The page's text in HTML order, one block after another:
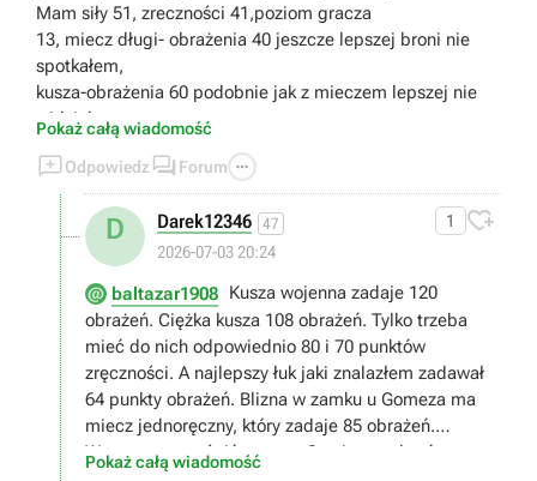
Mam siły 51, zreczności 41,poziom gracza
13, miecz długi- obrażenia 40 jeszcze lepszej broni nie
spotkałem,
kusza-obrażenia 60 podobnie jak z mieczem lepszej nie
widziałem.
Pokaż całą wiadomość
Odpowiedz  Forum 
D Darek12346 47
2026-07-03 20:24
1 
baltazar1908 Kusza wojenna zadaje 120
obrażeń. Ciężka kusza 108 obrażeń. Tylko trzeba
mieć do nich odpowiednio 80 i 70 punktów
zręczności. A najlepszy łuk jaki znalazłem zadawał
64 punkty obrażeń. Blizna w zamku u Gomeza ma
miecz jednoręczny, który zadaje 85 obrażeń.
Wystarczy go uśpić czarem Sen i mu zabrać.
Pokaż całą wiadomość